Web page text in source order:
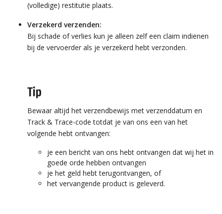
(volledige) restitutie plaats.
Verzekerd verzenden:
Bij schade of verlies kun je alleen zelf een claim indienen
bij de vervoerder als je verzekerd hebt verzonden.
Tip
Bewaar altijd het verzendbewijs met verzenddatum en
Track & Trace-code totdat je van ons een van het
volgende hebt ontvangen:
je een bericht van ons hebt ontvangen dat wij het in
goede orde hebben ontvangen
je het geld hebt terugontvangen, of
het vervangende product is geleverd.